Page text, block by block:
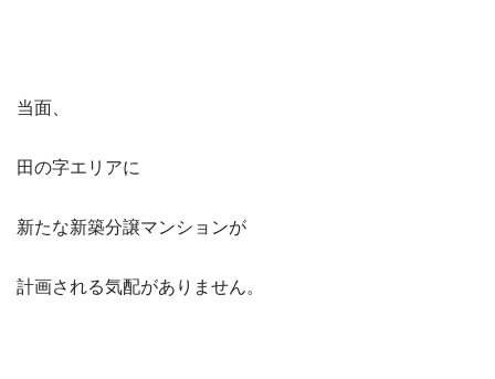
当面、
田の字エリアに
新たな新築分譲マンションが
計画される気配がありません。